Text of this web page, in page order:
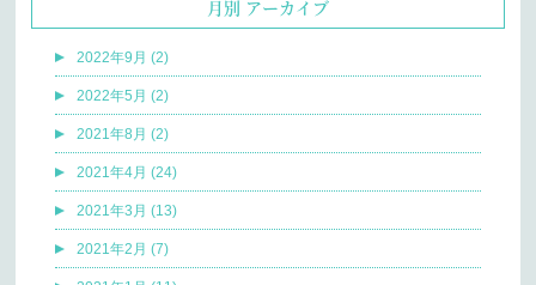
月別 アーカイブ
2022年9月 (2)
2022年5月 (2)
2021年8月 (2)
2021年4月 (24)
2021年3月 (13)
2021年2月 (7)